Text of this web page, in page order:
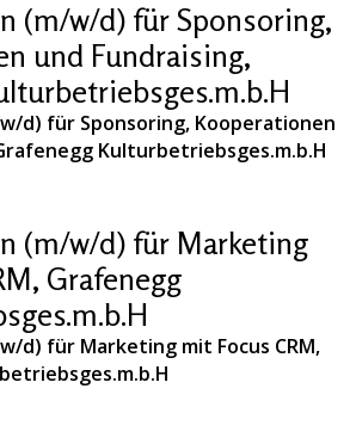
(m/w/d) für Sponsoring,
und Fundraising,
d) für Sponsoring, Kooperationen
Kulturbetriebsges.m.b.H
(m/w/d) für Marketing
Grafenegg
d) für Marketing mit Focus CRM,